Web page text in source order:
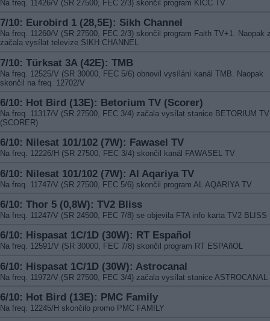
Na freq. 11426/V (SR 27500, FEC 2/3) skončil program KICC TV
7/10: Eurobird 1 (28,5E): Sikh Channel
Na freq. 11260/V (SR 27500, FEC 2/3) skončil program Faith TV+1. Naopak
začala vysílat televize SIKH CHANNEL
7/10: Türksat 3A (42E): TMB
Na freq. 12525/V (SR 30000, FEC 5/6) obnovil vysílání kanál TMB. Naopak
skončil na freq. 12702/V
6/10: Hot Bird (13E): Betorium TV (Scorer)
Na freq. 11317/V (SR 27500, FEC 3/4) začala vysílat stanice BETORIUM TV
(SCORER)
6/10: Nilesat 101/102 (7W): Fawasel TV
Na freq. 12226/H (SR 27500, FEC 3/4) skončil kanál FAWASEL TV
6/10: Nilesat 101/102 (7W): Al Aqariya TV
Na freq. 11747/V (SR 27500, FEC 5/6) skončil program AL AQARIYA TV
6/10: Thor 5 (0,8W): TV2 Bliss
Na freq. 11247/V (SR 24500, FEC 7/8) se objevila FTA info karta TV2 BLISS
6/10: Hispasat 1C/1D (30W): RT Español
Na freq. 12591/V (SR 30000, FEC 7/8) skončil program RT ESPAñOL
6/10: Hispasat 1C/1D (30W): Astrocanal
Na freq. 11972/V (SR 27500, FEC 3/4) začala vysílat stanice ASTROCANAL
6/10: Hot Bird (13E): PMC Family
Na freq. 12245/H skončilo promo PMC FAMILY